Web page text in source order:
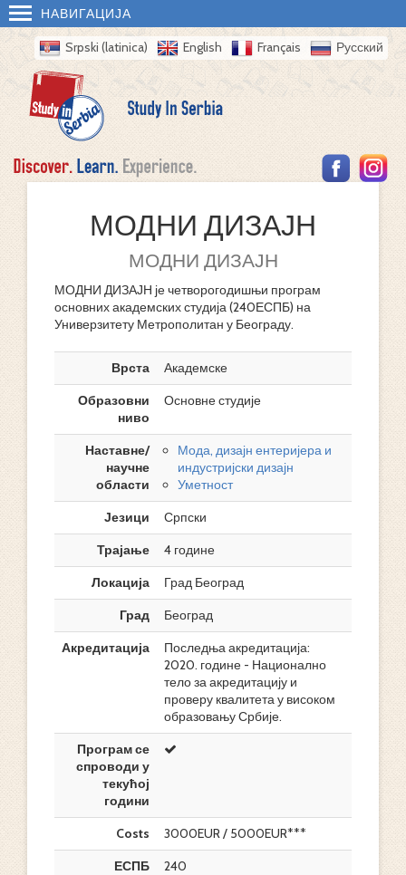
НАВИГАЦИЈА
Srpski (latinica) English Français Русский
МОДНИ ДИЗАЈН
МОДНИ ДИЗАЈН
МОДНИ ДИЗАЈН је четворогодишњи програм
основних академских студија (240ЕСПБ) на
Универзитету Метрополитан у Београду.
Врста
Академске
Образовни
ниво
Основне студије
Наставне/
научне
области
Мода, дизајн ентеријера и
индустријски дизајн
Уметност
Језици
Српски
Трајање
4 године
Локација
Град Београд
Град
Београд
Акредитација
Последња акредитација:
2020. године - Национално
тело за акредитацију и
проверу квалитета у високом
образовању Србије.
Програм се
спроводи у
текућој
години
Costs
3000EUR / 5000EUR***
ЕСПБ
240